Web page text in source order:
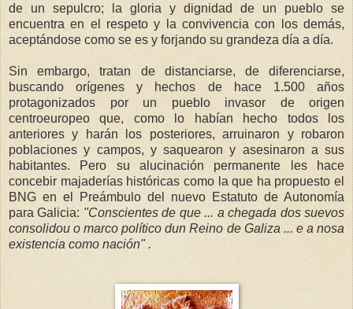
de un sepulcro; la gloria y dignidad de un pueblo se
encuentra en el respeto y la convivencia con los demás,
aceptándose como se es y forjando su grandeza día a día.
Sin embargo, tratan de distanciarse, de diferenciarse,
buscando orígenes y hechos de hace 1.500 años
protagonizados por un pueblo invasor de origen
centroeuropeo que, como lo habían hecho todos los
anteriores y harán los posteriores, arruinaron y robaron
poblaciones y campos, y saquearon y asesinaron a sus
habitantes. Pero su alucinación permanente les hace
concebir majaderías históricas como la que ha propuesto el
BNG en el Preámbulo del nuevo Estatuto de Autonomía
para Galicia: "Conscientes de que ... a chegada dos suevos
consolidou o marco político dun Reino de Galiza ... e a nosa
existencia como nación" .